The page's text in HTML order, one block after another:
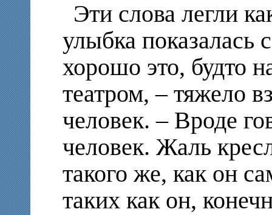
Эти слова легли
улыбка показалась
хорошо это, будто
театром, – тяжело
человек. – Вроде
человек. Жаль
такого же, как он
таких как он,